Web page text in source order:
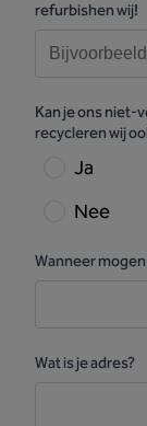
refurbishen wij!
Kan je ons niet-
recycleren wij
Ja
Nee
Wanneer
Wat is je adres?